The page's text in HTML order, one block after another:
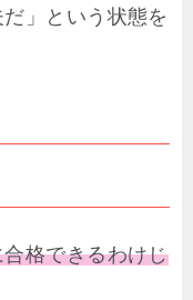
」という状態を
格できるわけじ